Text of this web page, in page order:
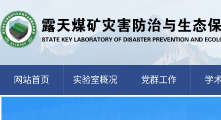
网站首页 实验室概况 党群工作 学